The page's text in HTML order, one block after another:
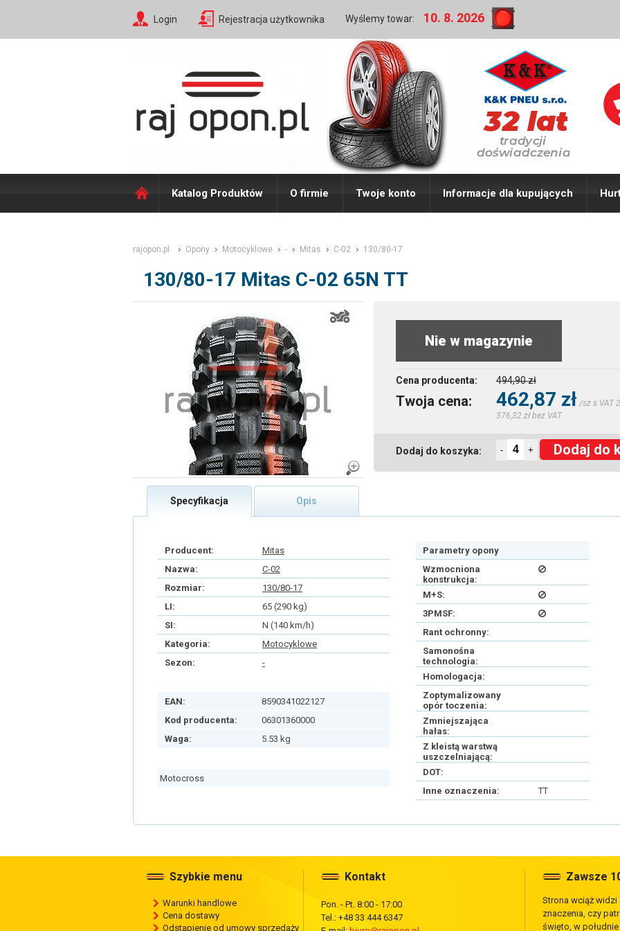
Login Rejestracja użytkownika Wyślemy towar: 10. 8. 2026
Katalog Produktów O firmie Twoje konto Informacje dla kupujących
rajopon.pl Opony Motocyklowe - Mitas C-02 130/80-17
130/80-17 Mitas C-02 65N TT
Nie w magazynie
Cena producenta: 494,90 zł
Twoja cena: 462,87 zł /sz s VAT
376,32 zł bez VAT
Dodaj do koszyka: - + Dodaj do
Specyfikacja Opis
Producent:
Mitas
Nazwa:
C-02
Rozmiar:
130/80-17
LI:
65 (290 kg)
SI:
N (140 km/h)
Kategoria:
Motocyklowe
Sezon:
-
EAN:
8590341022127
Kod producenta:
06301360000
Waga:
5.53 kg
Motocross
Parametry opony
Wzmocniona
konstrukcja:
M+S:
3PMSF:
Rant ochronny:
Samonośna
technologia:
Homologacja:
Zoptymalizowany
opór toczenia:
Zmniejszająca
hałas:
Z kleistą warstwą
uszczelniającą:
DOT:
Inne oznaczenia:
TT
Szybkie menu
Warunki handlowe
Cena dostawy
Odstąpienie od umowy sprzedaży
Kontakt
Pon. - Pt. 8:00 - 17:00
Tel.: +48 33 444 6347
Zawsze
Strona wciąż widzi
znaczenia, czy
święto, w